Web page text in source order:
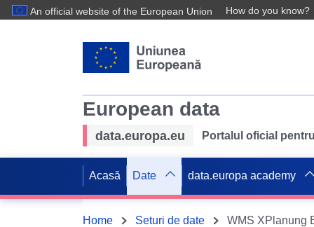
An official website of the European Union How do you know?
European data
data.europa.eu Portalul oficial
Acasă Date data.europa academy
Home Seturi de date WMS XPlanung